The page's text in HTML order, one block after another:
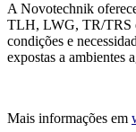
A Novotechnik
TLH, LWG, TR/TRS
condições e
expostas a ambientes
Mais informações em